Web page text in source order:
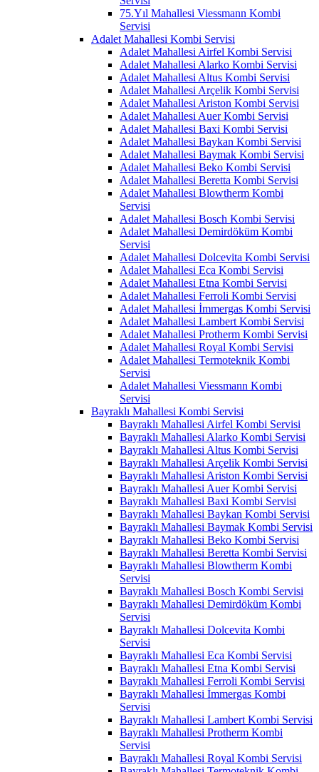
75.Yıl Mahallesi Viessmann Kombi
Servisi
Adalet Mahallesi Kombi Servisi
Adalet Mahallesi Airfel Kombi Servisi
Adalet Mahallesi Alarko Kombi Servisi
Adalet Mahallesi Altus Kombi Servisi
Adalet Mahallesi Arçelik Kombi Servisi
Adalet Mahallesi Ariston Kombi Servisi
Adalet Mahallesi Auer Kombi Servisi
Adalet Mahallesi Baxi Kombi Servisi
Adalet Mahallesi Baykan Kombi Servisi
Adalet Mahallesi Baymak Kombi Servisi
Adalet Mahallesi Beko Kombi Servisi
Adalet Mahallesi Beretta Kombi Servisi
Adalet Mahallesi Blowtherm Kombi
Servisi
Adalet Mahallesi Bosch Kombi Servisi
Adalet Mahallesi Demirdöküm Kombi
Servisi
Adalet Mahallesi Dolcevita Kombi Servisi
Adalet Mahallesi Eca Kombi Servisi
Adalet Mahallesi Etna Kombi Servisi
Adalet Mahallesi Ferroli Kombi Servisi
Adalet Mahallesi İmmergas Kombi Servisi
Adalet Mahallesi Lambert Kombi Servisi
Adalet Mahallesi Protherm Kombi Servisi
Adalet Mahallesi Royal Kombi Servisi
Adalet Mahallesi Termoteknik Kombi
Servisi
Adalet Mahallesi Viessmann Kombi
Servisi
Bayraklı Mahallesi Kombi Servisi
Bayraklı Mahallesi Airfel Kombi Servisi
Bayraklı Mahallesi Alarko Kombi Servisi
Bayraklı Mahallesi Altus Kombi Servisi
Bayraklı Mahallesi Arçelik Kombi Servisi
Bayraklı Mahallesi Ariston Kombi Servisi
Bayraklı Mahallesi Auer Kombi Servisi
Bayraklı Mahallesi Baxi Kombi Servisi
Bayraklı Mahallesi Baykan Kombi Servisi
Bayraklı Mahallesi Baymak Kombi Servisi
Bayraklı Mahallesi Beko Kombi Servisi
Bayraklı Mahallesi Beretta Kombi Servisi
Bayraklı Mahallesi Blowtherm Kombi
Servisi
Bayraklı Mahallesi Bosch Kombi Servisi
Bayraklı Mahallesi Demirdöküm Kombi
Servisi
Bayraklı Mahallesi Dolcevita Kombi
Servisi
Bayraklı Mahallesi Eca Kombi Servisi
Bayraklı Mahallesi Etna Kombi Servisi
Bayraklı Mahallesi Ferroli Kombi Servisi
Bayraklı Mahallesi İmmergas Kombi
Servisi
Bayraklı Mahallesi Lambert Kombi Servisi
Bayraklı Mahallesi Protherm Kombi
Servisi
Bayraklı Mahallesi Royal Kombi Servisi